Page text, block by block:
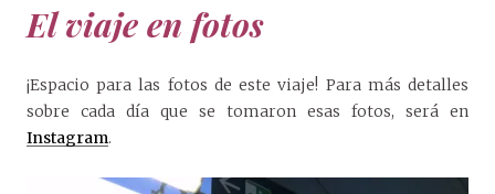
El viaje en fotos
¡Espacio para las fotos de este viaje! Para más detalles
sobre cada día que se tomaron esas fotos, será en
Instagram.